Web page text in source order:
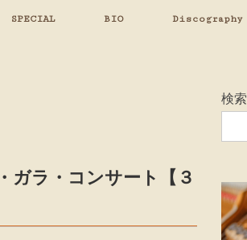
SPECIAL BIO Discography
ガラ・コンサート【３
検索